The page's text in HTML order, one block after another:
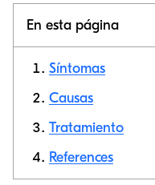
En esta página
Síntomas
Causas
Tratamiento
References